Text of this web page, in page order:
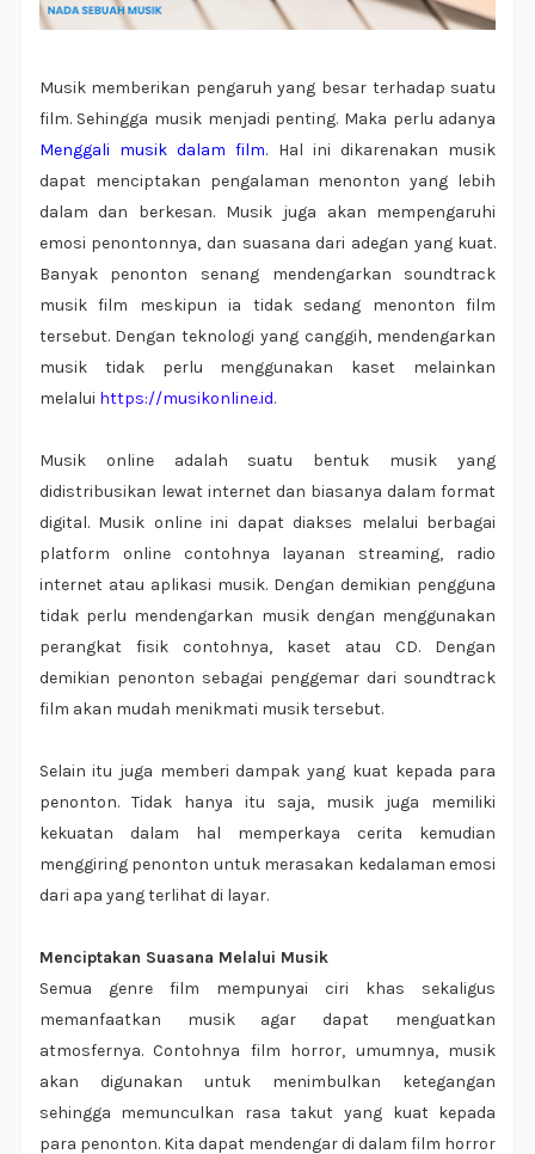
Musik memberikan pengaruh yang besar terhadap suatu
film. Sehingga musik menjadi penting. Maka perlu adanya
Menggali musik dalam film. Hal ini dikarenakan musik
dapat menciptakan pengalaman menonton yang lebih
dalam dan berkesan. Musik juga akan mempengaruhi
emosi penontonnya, dan suasana dari adegan yang kuat.
Banyak penonton senang mendengarkan soundtrack
musik film meskipun ia tidak sedang menonton film
tersebut. Dengan teknologi yang canggih, mendengarkan
musik tidak perlu menggunakan kaset melainkan
melalui https://musikonline.id.
Musik online adalah suatu bentuk musik yang
didistribusikan lewat internet dan biasanya dalam format
digital. Musik online ini dapat diakses melalui berbagai
platform online contohnya layanan streaming, radio
internet atau aplikasi musik. Dengan demikian pengguna
tidak perlu mendengarkan musik dengan menggunakan
perangkat fisik contohnya, kaset atau CD. Dengan
demikian penonton sebagai penggemar dari soundtrack
film akan mudah menikmati musik tersebut.
Selain itu juga memberi dampak yang kuat kepada para
penonton. Tidak hanya itu saja, musik juga memiliki
kekuatan dalam hal memperkaya cerita kemudian
menggiring penonton untuk merasakan kedalaman emosi
dari apa yang terlihat di layar.
Menciptakan Suasana Melalui Musik
Semua genre film mempunyai ciri khas sekaligus
memanfaatkan musik agar dapat menguatkan
atmosfernya. Contohnya film horror, umumnya, musik
akan digunakan untuk menimbulkan ketegangan
sehingga memunculkan rasa takut yang kuat kepada
para penonton. Kita dapat mendengar di dalam film horror